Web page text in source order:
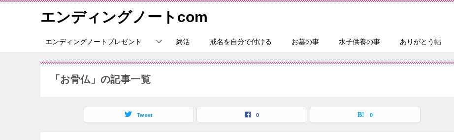
エンディングノートcom
エンディングノートプレゼント 終活 戒名を自分で付ける お墓の事 水子供養の事 ありがとう帖
「お骨仏」の記事一覧
Tweet 0 0